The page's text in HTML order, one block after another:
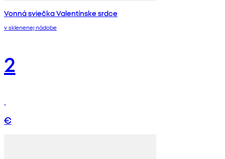
Vonná sviečka Valentínske srdce
v sklenenej nádobe
2
€